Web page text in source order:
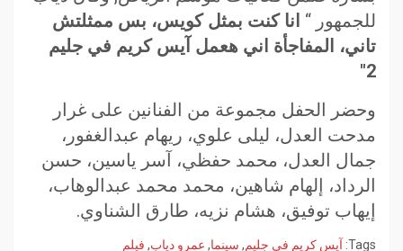
للجمهور “ نا كنت بمثل كويس، بس ممثلتش
تاني، المفاجأة اني هعمل آيس كريم في جليم
2″
وحضر الحفل مجموعة من الفنانين على غرار
مدحت العدل، ليلى علوي، ريهام عبدالغفور،
جمال العدل، محمد حفظي، آسر ياسين، حسن
الرداد، إلهام شاهين، محمد محمد عبدالوهاب،
إيهاب توفيق، هشام نزيه، طارق الشناوي.
Tags: آيس كريم في جليم, سينما, عمرو دياب, فيلم